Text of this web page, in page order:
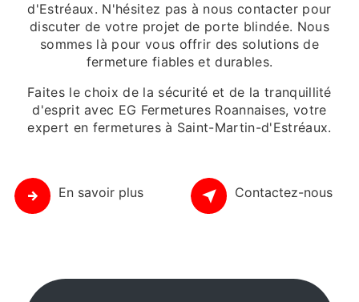
d'Estréaux. N'hésitez pas à nous contacter pour
discuter de votre projet de porte blindée. Nous
sommes là pour vous offrir des solutions de
fermeture fiables et durables.
Faites le choix de la sécurité et de la tranquillité
d'esprit avec EG Fermetures Roannaises, votre
expert en fermetures à Saint-Martin-d'Estréaux.
En savoir plus Contactez-nous